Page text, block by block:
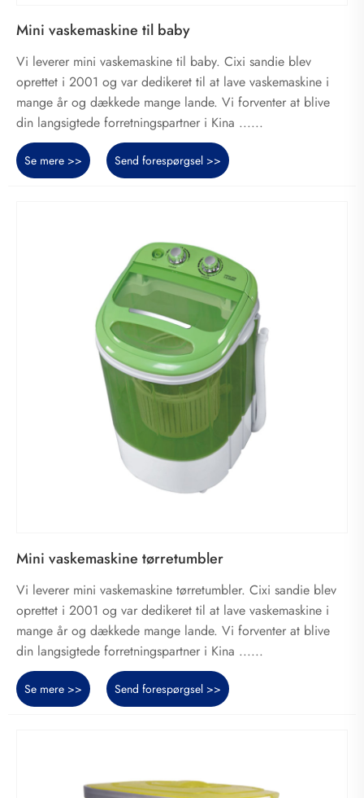
Mini vaskemaskine til baby
Vi leverer mini vaskemaskine til baby. Cixi sandie blev
oprettet i 2001 og var dedikeret til at lave vaskemaskine i
mange år og dækkede mange lande. Vi forventer at blive
din langsigtede forretningspartner i Kina ......
Se mere >> Send forespørgsel >>
Mini vaskemaskine tørretumbler
Vi leverer mini vaskemaskine tørretumbler. Cixi sandie blev
oprettet i 2001 og var dedikeret til at lave vaskemaskine i
mange år og dækkede mange lande. Vi forventer at blive
din langsigtede forretningspartner i Kina ......
Se mere >> Send forespørgsel >>